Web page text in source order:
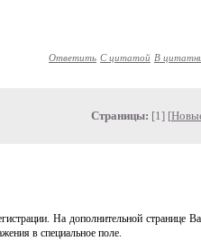
Ответить С цитатой В
Страницы: [1] [
На дополнительной странице
в специальное поле.